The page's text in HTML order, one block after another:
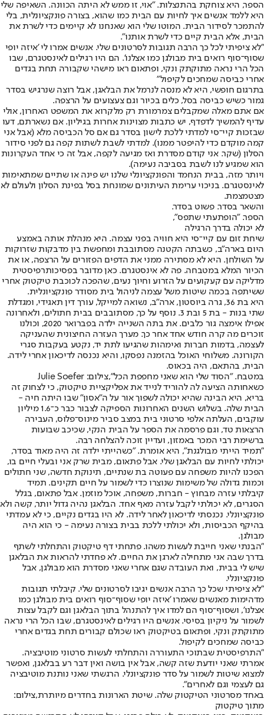
הספר, היא צוחקת בהתנצלות. "אוי, זו ממש לא היתה הכוונה. השאיפה שלי
היא ללמד אנשים איך לחיות עם הבית כמו שהוא, בצורה פונקציונלית, בלי
להתמכר לסידור הבית. המוטו שלי הוא שאנחנו לא קיימים כדי לשרת את
הבית, אלא הבית קיים כדי לשרת אותנו".
"לא ציפיתי לכל כך הרבה תגובות לסרטונים שלי. אנשים אמרו לי 'איזה יופי
שסוף־סוף רואים בית מבולגן כמו אצלנו'. הם היו רגילים לאינסטגרם, שבו
הכל הרי נראה מתוקתק ונקי, ופתאום ראו מישהי שקבורה תחת בגדים
אחרי כביסה שמחכים לקיפול"
בתרגום חופשי, היא לא מנסה לנרמל את הבלאגן, אבל רוצה שנרגיש בסדר
גמור כשיש כביסה בסל, כלים בכיור וגם צעצועים על הרצפה.
אם אתם מאלה שמקבלים צמרמורת רק מלקרוא את המשפט האחרון, אולי
עדיף להמשיך לדפדף, יש כתבות מצוינות אחרות בגיליון. אם נשארתם, דעו
שבזכות קיי־סי למדתי ללכת לישון בסדר גם אם סל הכביסה מלא (אבל אני
קמה מוקדם כדי להיפטר ממנו). למדתי לשבת לשתות קפה גם לפני סידור
הסלון (שקר. אני קודם מסדרת ואז מגיעה לקפה, אבל זה כי אחד העקרונות
הוא שמגיע לנו לשבת בסביבה נעימה).
ויותר מזה, בבית הנחמד והפונקציונלי שלנו יש פינה או שתיים שמתאימות
לאינסטגרם. בניכוי ערימת העיתונים שמונחת בסל בפינת הסלון ולעולם לא
מצטמצמת.
והשאר בסדר. פשוט בסדר.
הספר. "הופתעתי שתפס",
לא יכולה בדרך הרגילה
שיחת זום עם קיי־סי היא חוויה בפני עצמה. היא מנהלת אותה באמצע
היום בארה"ב, כשבתה הקטנה מסתובבת ומחפשת בין מדבקות שזרוקות
על השולחן. היא לא מסתירה ממני את הדפים הפזורים על הרצפה, או את
הכיור המלא במטבחה. פה לא אינסטגרם. כאן מדובר בפסיכותרפיסטית
מדליקה עם קעקועים על הזרוע וחיוך נעים, שהפכה לכוכבת טיקטוק אחרי
ששיתפה בכמה שיטות משל עצמה לניהול בית מסודר פונקציונלית.
היא בת 36, גרה ביוסטון, ארה"ב, נשואה למייקל, עורך דין תאגידי, ומגדלת
שתי בנות - בת 5 ובת 3. נוסף על כך, מסתובבים בבית חתולים, ולאחרונה
אפילו אימצה גור כלבים. את בתה השנייה ילדה בפברואר 2020, וכולנו
זוכרים מה קרה חודש אחד אחר כך. מערך העזרה החיצונית שהעניקה
לעצמה, בדמות חברות ואימהות שהגיעו לתת יד, נקטע בעקבות סגרי
הקורונה. משלוחי האוכל בהזמנה נפסקו, והיא נכנסה לדיכאון אחרי לידה.
הבית, בהתאם, היה בכאוס.
במטבח. "הסוד שלי הוא שאני מחפפת הכל",צילום: Julie Soefer
כשאחותה הציעה לה להוריד לנייד את אפליקציית טיקטוק, כי לצחוק זה
בריא, היא הבינה שהיא יכולה לשפוך אור על ה"אסון" שבו היתה חיה -
הבית שלה. בשלוש השנים האחרונות הספיקה לצבור כבר כ־1.6 מיליון
עוקבים, העלתה אלפי סרטוני בית במצב סביר מינוס־פלוס, העבירה
הרצאות טד, וגם פרסמה את הספר על הבית הנקי, שכיכב שבועות
ברשימת רבי המכר באמזון, ועדיין זוכה להצלחה רבה.
"תמיד הייתי מבולגנת", היא אומרת. "כשהייתי ילדה זה היה מאוד בסדר,
יכולתי לחיות עם הבלאגן שלי. אבל פתאום, מבית שרק אני ובעלי חיים בו,
הפכנו להיות משפחה עם פעוטה בת שנתיים, תינוקת חדשה, שני חתולים
וכמות גדולה של משימות שנוצרו כדי לשמור על חיים תקינים. תמיד
קיבלתי עזרה מבחוץ - חברות, משפחה, אוכל מוזמן. אבל פתאום, בגלל
הסגרים, לא יכולתי לקבל עזרה מאף אחד. הבלאגן נהיה גדול יותר, קשה ולא
פונקציונלי. נכנסתי לדיכאון לאחר לידה. לא היו בגדים נקיים, כי לא עמדתי
בהיקף הכביסות, ולא יכולתי ללכת בבית בצורה נעימה - כי הוא היה
מבולגן.
"הבנתי שאני חייבת לעשות משהו. פתחתי דף טיקטוק והתחלתי לשתף
בדרך שבה אני מתחילה לארגן את החיים. לא פחדתי להראות את הבלאגן
שיש לי בבית, ואת העובדה שגם אחרי שאני מסדרת הוא מבולגן, אבל
פונקציונלי.
"לא ציפיתי שכל כך הרבה אנשים יגיבו לסרטונים שלי. קיבלתי תגובות
מדהימות מאנשים שאמרו 'איזה יופי שסוף־סוף רואים בית מבולגן כמו
אצלנו', ושסוף־סוף הם למדו איך להתנהל בתוך הבלאגן וגם לקבל עצות
לשמור על ניקיון בסיסי. אנשים היו רגילים לאינסטגרם, שבו הכל הרי נראה
מתוקתק ונקי, ופתאום בטיקטוק ראו שכולם קבורים תחת בגדים אחרי
כביסה שמחכים לקיפול.
"התרפיסטית שבתוכי התעוררה והתחלתי לעשות סרטוני מוטיבציה.
אמרתי שאני יודעת שזה קשה, אבל אין בושה ואין דבר רע בבלאגן, ואפשר
למצוא שיטות לשמור על סדר פונקציונלי. הרגשתי שאני נותנת מוטיבציה
גם לעצמי וגם לאחרים".
באחד מסרטוני הטיקטוק שלה. שיטת הארונות בחדרים מיותרת,צילום:
מתוך טיקטוק